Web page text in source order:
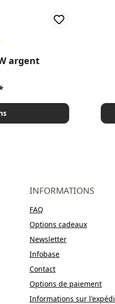
argent
:
INFORMATIONS
FAQ
Options cadeaux
Newsletter
Infobase
Contact
Options de paiement
Informations sur